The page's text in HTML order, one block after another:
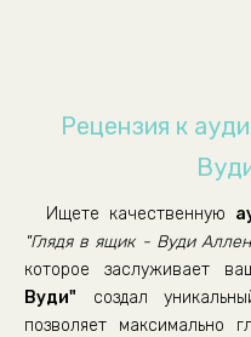
Рецензия к
Ищете качественную
"Глядя в ящик - Вуди
которое заслуживает
Вуди" создал
позволяет максимально